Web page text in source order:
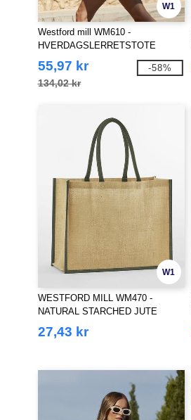
W1
Westford mill WM610 -
HVERDAGSLERRETSTOTE
55,97 kr
134,02 kr
-58%
W1
WESTFORD MILL WM470 -
NATURAL STARCHED JUTE
CLASSIC SHOPPER
27,43 kr